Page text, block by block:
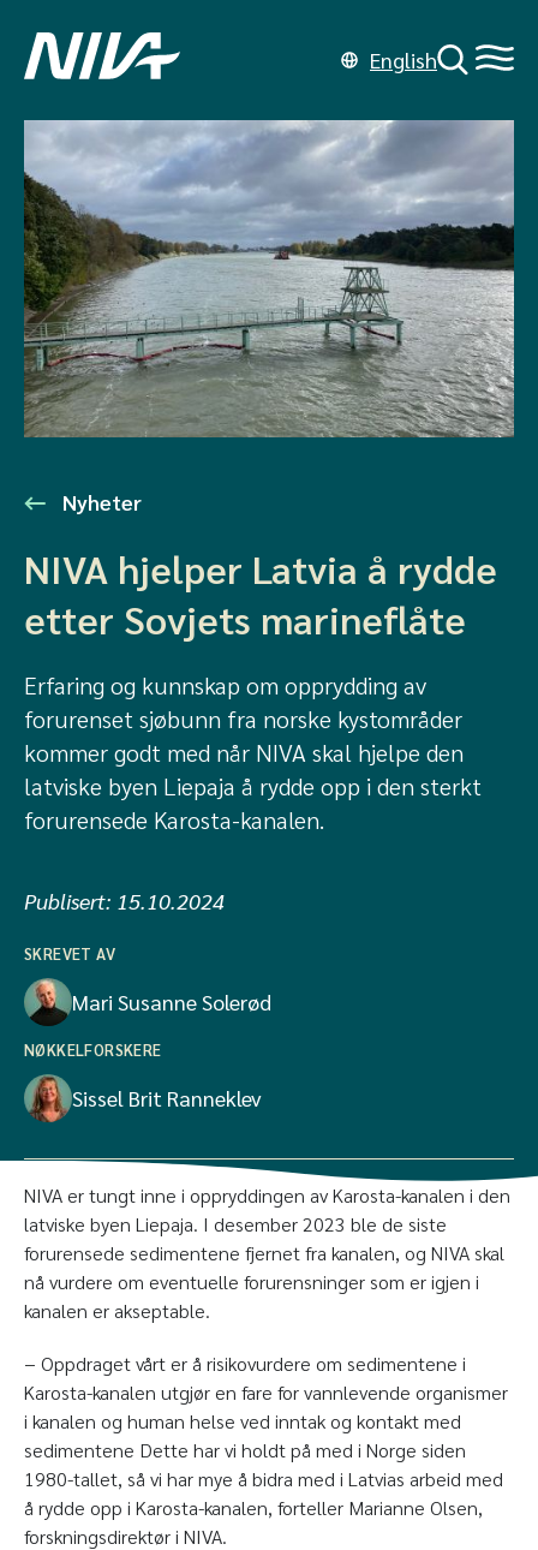
English
Nyheter
NIVA hjelper Latvia å rydde
etter Sovjets marineflåte
Erfaring og kunnskap om opprydding av
forurenset sjøbunn fra norske kystområder
kommer godt med når NIVA skal hjelpe den
latviske byen Liepaja å rydde opp i den sterkt
forurensede Karosta-kanalen.
Publisert: 15.10.2024
SKREVET AV
Mari Susanne Solerød
NØKKELFORSKERE
Sissel Brit Ranneklev
NIVA er tungt inne i oppryddingen av Karosta-kanalen i den
latviske byen Liepaja. I desember 2023 ble de siste
forurensede sedimentene fjernet fra kanalen, og NIVA skal
nå vurdere om eventuelle forurensninger som er igjen i
kanalen er akseptable.
− Oppdraget vårt er å risikovurdere om sedimentene i
Karosta-kanalen utgjør en fare for vannlevende organismer
i kanalen og human helse ved inntak og kontakt med
sedimentene Dette har vi holdt på med i Norge siden
1980-tallet, så vi har mye å bidra med i Latvias arbeid med
å rydde opp i Karosta-kanalen, forteller Marianne Olsen,
forskningsdirektør i NIVA.